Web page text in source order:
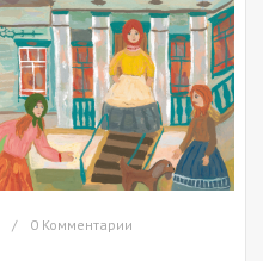
0 Комментарии